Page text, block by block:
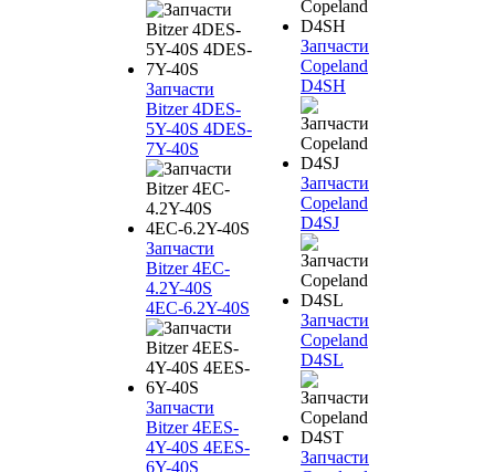
Запчасти
Bitzer 4DES-
5Y-40S 4DES-
7Y-40S
Запчасти
Bitzer 4EC-
4.2Y-40S
4EC-6.2Y-40S
Запчасти
Bitzer 4EES-
4Y-40S 4EES-
6Y-40S
Запчасти
Copeland
D4SH
Запчасти
Copeland
D4SJ
Запчасти
Copeland
D4SL
Запчасти